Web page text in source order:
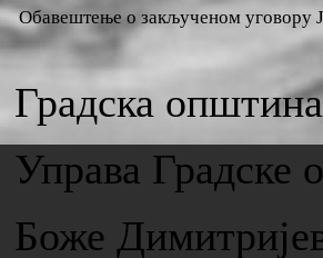
Обавештење о закљученом
Градска
Управа Градске
Боже